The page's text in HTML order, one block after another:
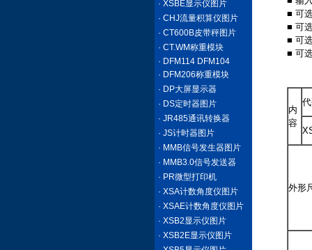
· XSBE显示仪图片
· CHJ流量积算仪图片
· CT600B皮带秤图片
· CT.WM称重模块
· DFM114 DFM104
· DFM206称重模块
· DP大屏显示器
· DS定时器图片
· JR485通讯转换器
· JS计时器图片
· MMB信号发生器图片
· MMB3.0信号发送器
· PR微型打印机
· XSA计数角度仪图片
· XSAE计数角度仪图片
· XSB2显示仪图片
· XSB2E显示仪图片
■ 可
■ 可
■ 可
■ 可
内
容
外形